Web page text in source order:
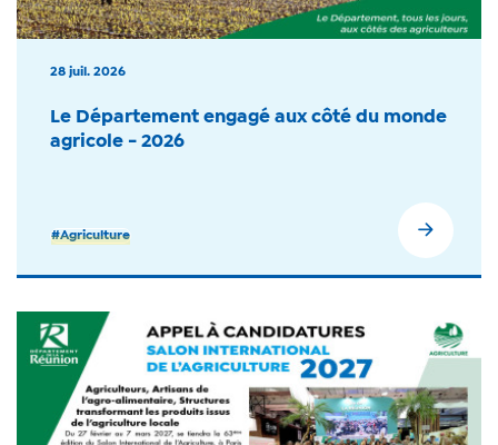
28 juil. 2026
Le Département engagé aux côté du monde
agricole - 2026
#Agriculture